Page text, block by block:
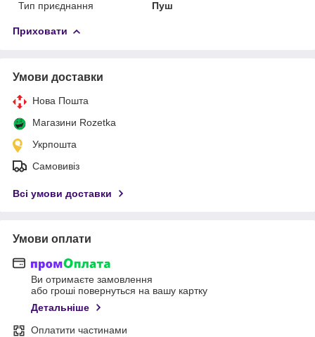
Тип приєднання
Пуш
Приховати
Умови доставки
Нова Пошта
Магазини Rozetka
Укрпошта
Самовивіз
Всі умови доставки
Умови оплати
Ви отримаєте замовлення
або гроші повернуться на вашу картку
Детальніше
Оплатити частинами